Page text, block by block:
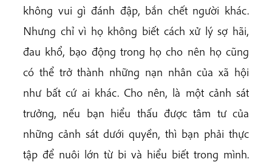
không vui gì đánh đập, bắn chết người khác.
Nhưng chỉ vì họ không biết cách xử lý sợ hãi,
đau khổ, bạo động trong họ cho nên họ cũng
có thể trở thành những nạn nhân của xã hội
như bất cứ ai khác. Cho nên, là một cảnh sát
trưởng, nếu bạn hiểu thấu được tâm tư của
những cảnh sát dưới quyền, thì bạn phải thực
tập để nuôi lớn từ bi và hiểu biết trong mình.